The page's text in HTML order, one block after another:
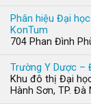
Phân hiệu Đại
KonTum
704 Phan Đình
Trường Y Dược –
Khu đô thị Đại
Hành Sơn, TP. Đà